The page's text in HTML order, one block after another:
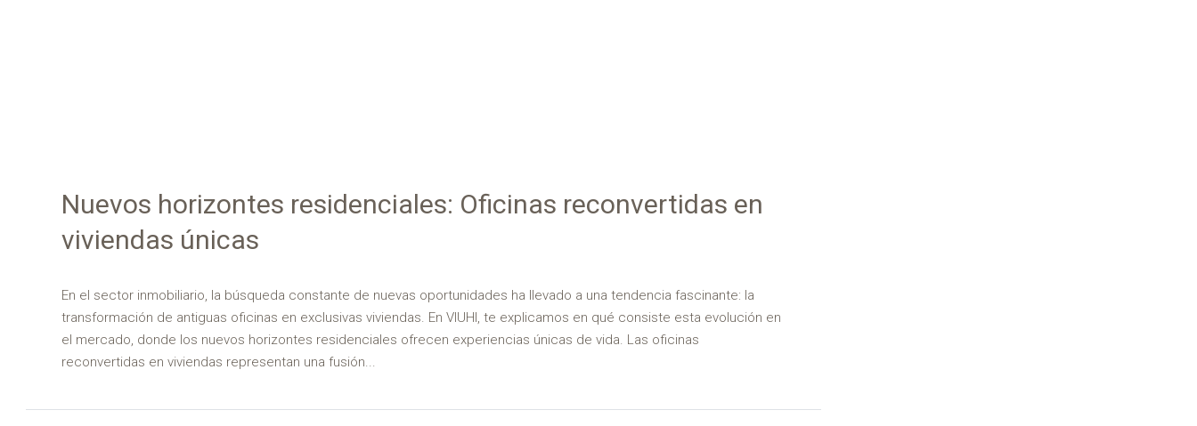
Nuevos horizontes residenciales: Oficinas reconvertidas en
viviendas únicas
En el sector inmobiliario, la búsqueda constante de nuevas oportunidades ha llevado a una tendencia fascinante: la
transformación de antiguas oficinas en exclusivas viviendas. En VIUHI, te explicamos en qué consiste esta evolución en
el mercado, donde los nuevos horizontes residenciales ofrecen experiencias únicas de vida. Las oficinas
reconvertidas en viviendas representan una fusión...